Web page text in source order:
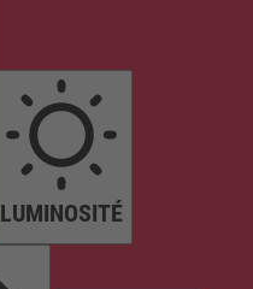
LUMINOSITÉ